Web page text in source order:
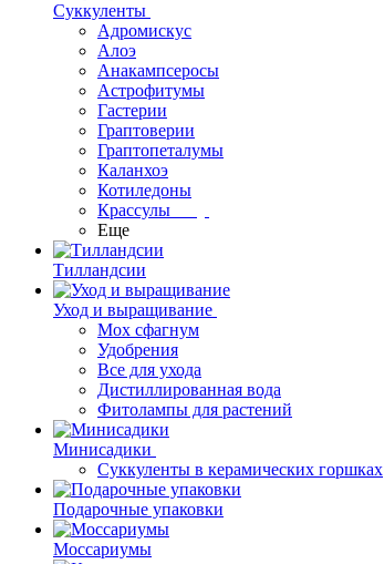
Суккуленты
Адромискус
Алоэ
Анакампсеросы
Астрофитумы
Гастерии
Граптоверии
Граптопеталумы
Каланхоэ
Котиледоны
Крассулы
Еще
Тилландсии
Уход и выращивание
Мох сфагнум
Удобрения
Все для ухода
Дистиллированная вода
Фитолампы для растений
Минисадики
Суккуленты в керамических горшках
Подарочные упаковки
Моссариумы